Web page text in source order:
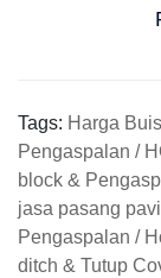
Tags: Harga
Pengaspalan /
block &
jasa pasang
Pengaspalan /
ditch & Tutup